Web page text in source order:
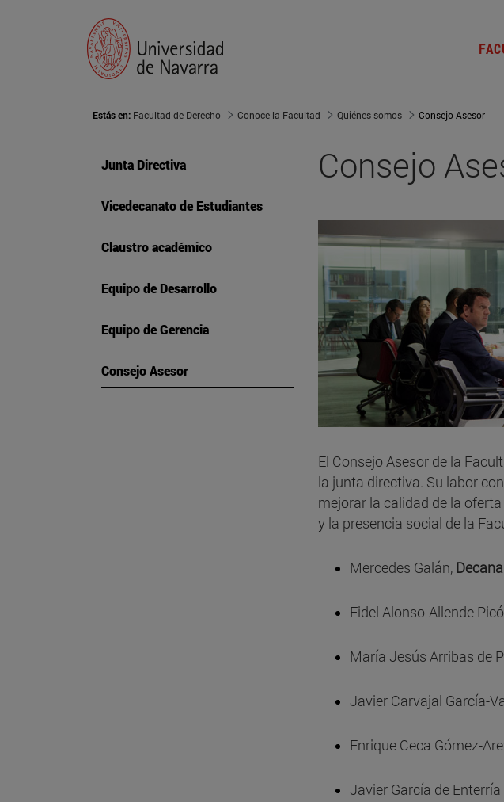
Estás en: Facultad de Derecho Conoce la Facultad Quiénes somos Consejo Asesor
Junta Directiva
Vicedecanato de Estudiantes
Claustro académico
Equipo de Desarrollo
Equipo de Gerencia
Consejo Asesor
Consejo
El Consejo Asesor de la
la junta directiva. Su labor
mejorar la calidad de la
y la presencia social de la
Mercedes Galán,
Fidel Alonso-Allende
María Jesús Arribas de
Javier Carvajal García-
Enrique Ceca Gómez-
Javier García de Enterría